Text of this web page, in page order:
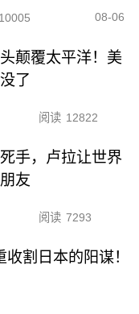
10005 08-06
颠覆太平洋！美
了
阅读 12822
手，卢拉让世界
友
阅读 7293
割日本的阳谋！